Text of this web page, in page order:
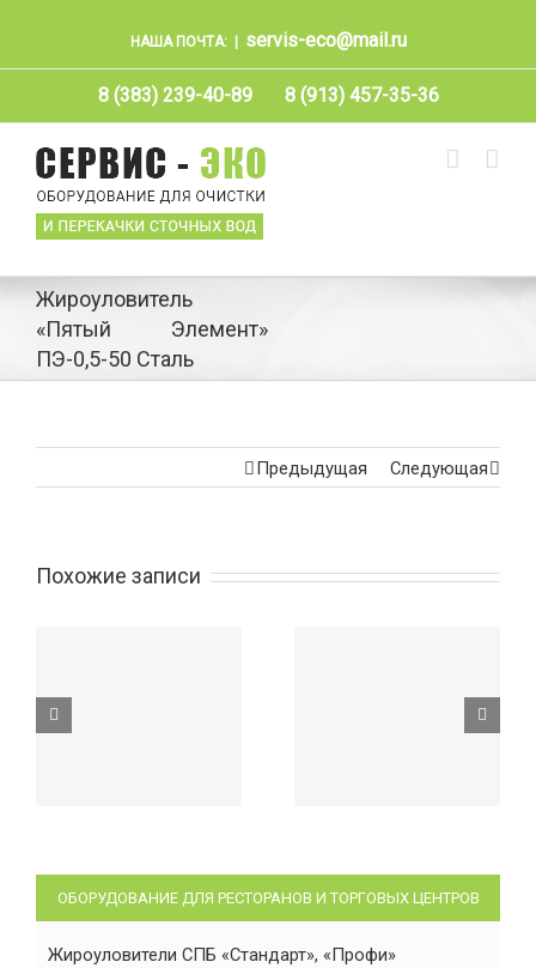
НАША ПОЧТА: servis-eco@mail.ru
8 (383) 239-40-89 8 (913) 457-35-36
Жироуловитель
«Пятый Элемент»
ПЭ-0,5-50 Сталь
Предыдущая Следующая
Похожие записи
ОБОРУДОВАНИЕ ДЛЯ РЕСТОРАНОВ И ТОРГОВЫХ ЦЕНТРОВ
Жироуловители СПБ «Стандарт», «Профи»